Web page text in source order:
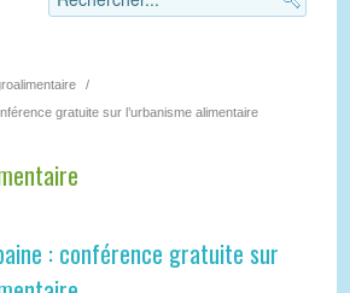
/
gratuite sur l’urbanisme alimentaire
: conférence gratuite sur